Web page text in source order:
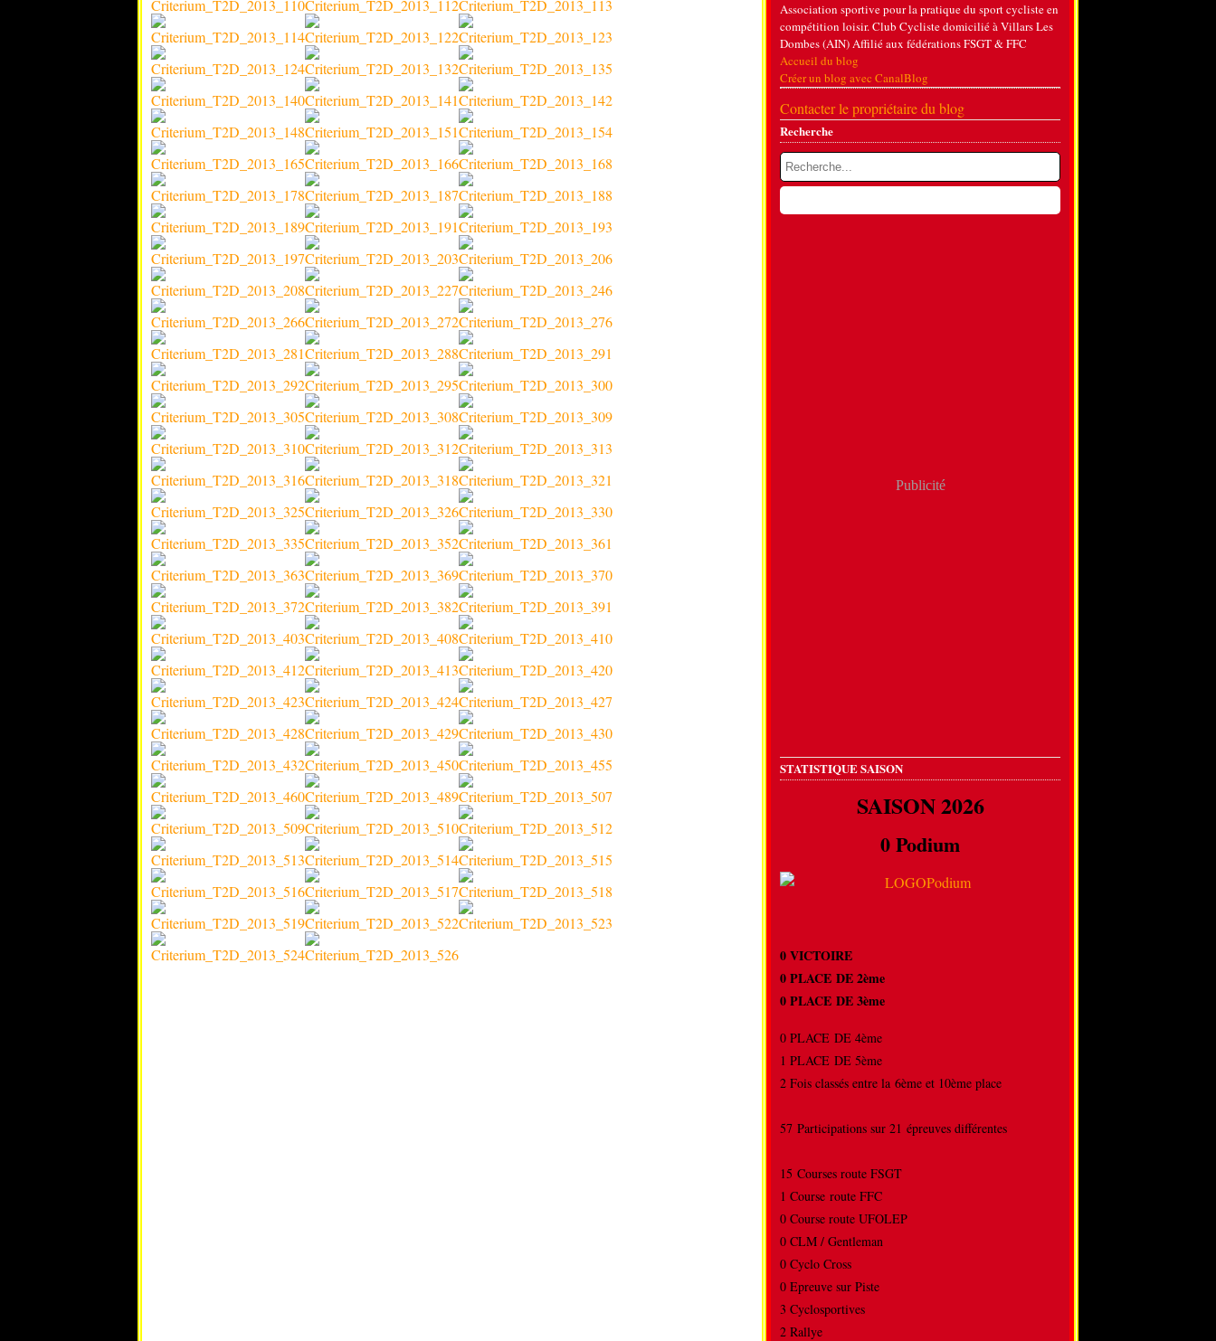
Association sportive pour la pratique du sport cycliste en
compétition loisir. Club Cycliste domicilié à Villars Les
Dombes (AIN) Affilié aux fédérations FSGT & FFC
Accueil du blog
Créer un blog avec CanalBlog
Contacter le propriétaire du blog
Recherche
Publicité
STATISTIQUE SAISON
SAISON 2026
0 Podium
0 VICTOIRE
0 PLACE DE 2ème
0 PLACE DE 3ème
0 PLACE DE 4ème
1 PLACE DE 5ème
2 Fois classés entre la 6ème et 10ème place
57 Participations sur 21 épreuves différentes
15 Courses route FSGT
1 Course route FFC
0 Course route UFOLEP
0 CLM / Gentleman
0 Cyclo Cross
0 Epreuve sur Piste
3 Cyclosportives
2 Rallye